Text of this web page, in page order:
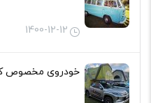
1400-12-12
خودروی مخصوص